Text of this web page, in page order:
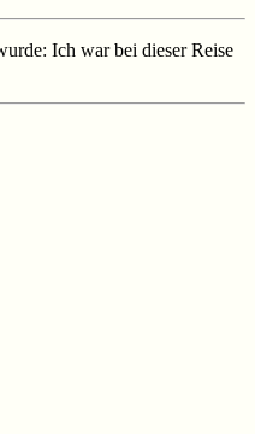
Ich war bei dieser Reise